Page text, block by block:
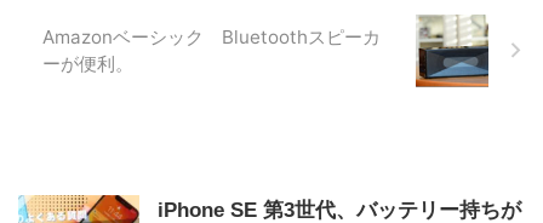
Amazonベーシック Bluetoothスピーカ
ーが便利。
iPhone SE 第3世代、バッテリー持ちが